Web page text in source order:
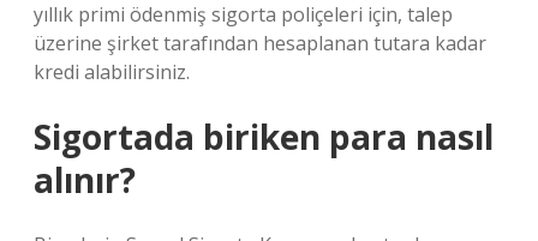
yıllık primi ödenmiş sigorta poliçeleri için, talep
üzerine şirket tarafından hesaplanan tutara kadar
kredi alabilirsiniz.
Sigortada biriken para nasıl
alınır?